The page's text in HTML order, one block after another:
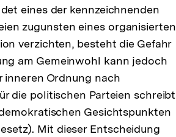
eines der kennzeichnenden
zugunsten eines organisierten
verzichten, besteht die Gefahr
am Gemeinwohl kann jedoch
inneren Ordnung nach
die politischen Parteien schreibt
Gesichtspunkten
Mit dieser Entscheidung